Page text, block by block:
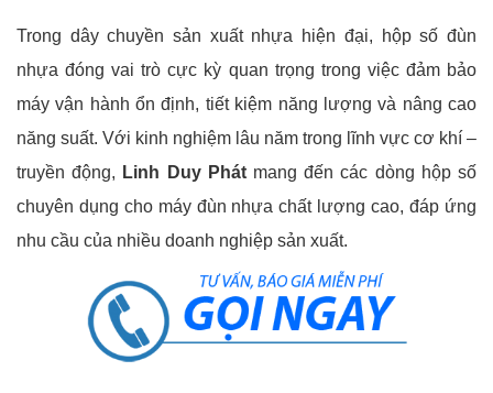
Trong dây chuyền sản xuất nhựa hiện đại, hộp số đùn
nhựa đóng vai trò cực kỳ quan trọng trong việc đảm bảo
máy vận hành ổn định, tiết kiệm năng lượng và nâng cao
năng suất. Với kinh nghiệm lâu năm trong lĩnh vực cơ khí –
truyền động, Linh Duy Phát mang đến các dòng hộp số
chuyên dụng cho máy đùn nhựa chất lượng cao, đáp ứng
nhu cầu của nhiều doanh nghiệp sản xuất.